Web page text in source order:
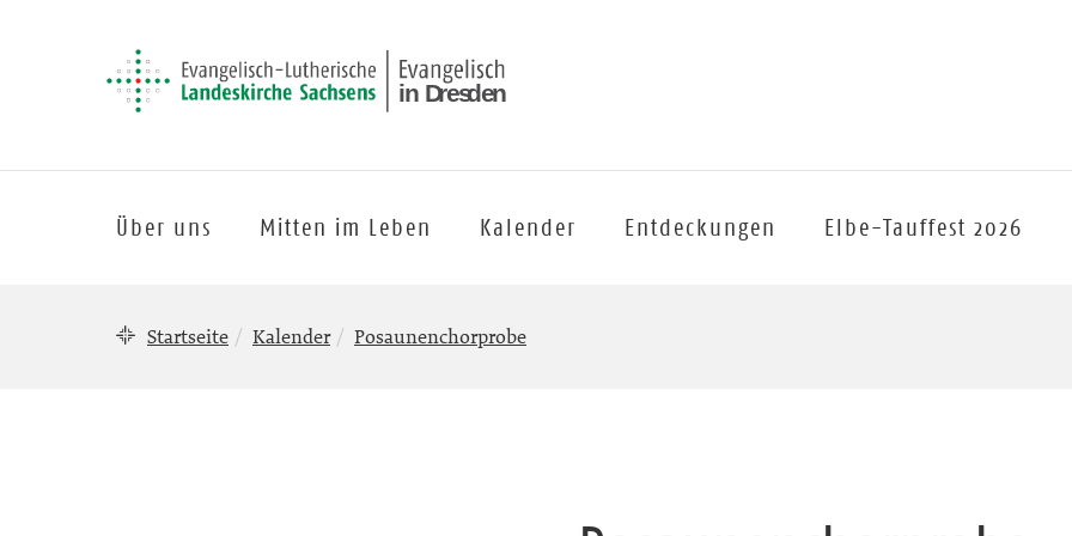
Über uns Mitten im Leben Kalender Entdeckungen Elbe-Tauffest 2026
Startseite Kalender Posaunenchorprobe